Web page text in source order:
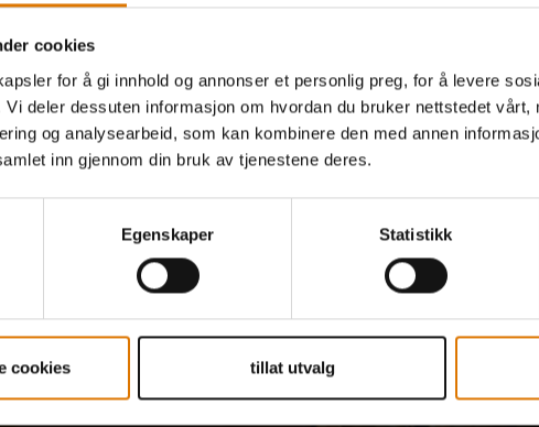
cookies
for å gi innhold og annonser et personlig preg, for å levere
deler dessuten informasjon om hvordan du bruker nettstedet vårt,
og analysearbeid, som kan kombinere den med annen
inn gjennom din bruk av tjenestene deres.
Egenskaper Statistikk
cookies tillat utvalg
- 65°C
58-60°C
få 10 % rabatt kun for deg